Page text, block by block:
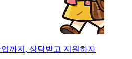
까지, 상담받고 지원하자